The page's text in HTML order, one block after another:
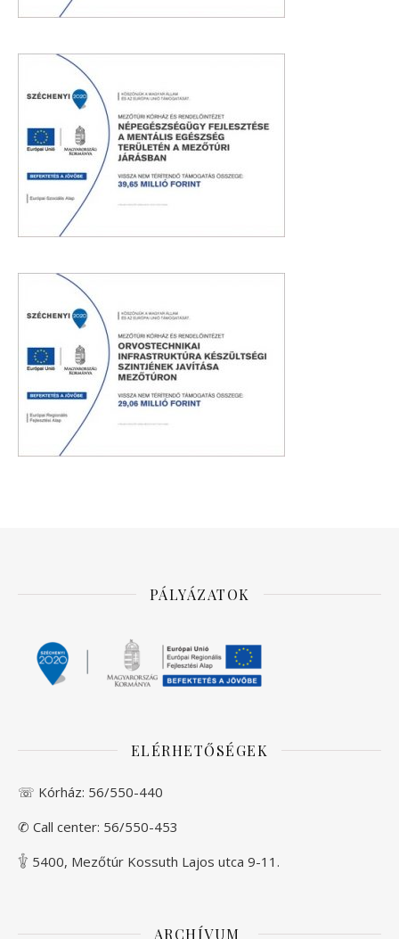
PÁLYÁZATOK
ELÉRHETŐSÉGEK
☏ Kórház: 56/550-440
✆ Call center: 56/550-453
𓇚 5400, Mezőtúr Kossuth Lajos utca 9-11.
ARCHÍVUM